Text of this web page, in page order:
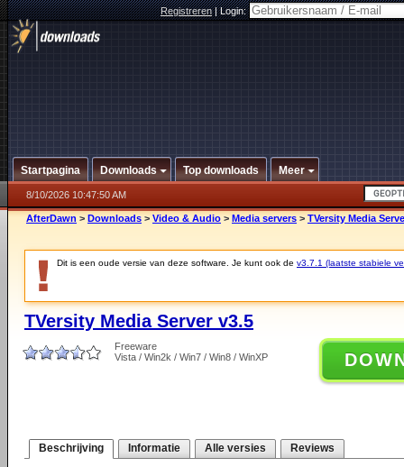
Registreren|Login:
Startpagina Downloads Top downloads Meer
8/10/2026 10:47:50 AM
AfterDawn > Downloads > Video & Audio > Media servers > TVersity Media
Dit is een oude versie van deze software. Je kunt ook de v3.7.1 (laatste stabiele
TVersity Media Server v3.5
Freeware
Vista / Win2k / Win7 / Win8 / WinXP
Beschrijving Informatie Alle versies Reviews